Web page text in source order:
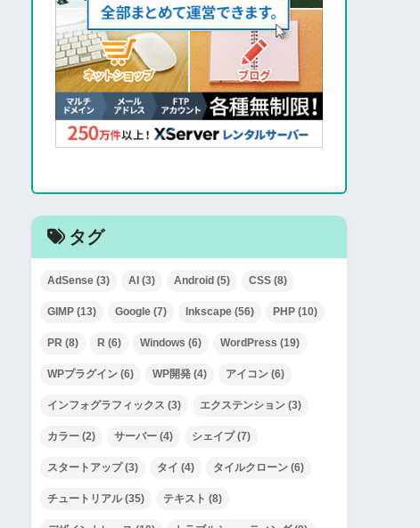
タグ
AdSense (3) AI (3) Android (5) CSS (8)
GIMP (13) Google (7) Inkscape (56) PHP (10)
PR (8) R (6) Windows (6) WordPress (19)
WPプラグイン (6) WP開発 (4) アイコン (6)
インフォグラフィックス (3) エクステンション (3)
カラー (2) サーバー (4) シェイプ(7)
スタートアップ(3) タイ (4) タイルクローン (6)
チュートリアル(35) テキスト (8)